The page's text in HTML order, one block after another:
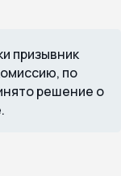
призывник
по
решение о